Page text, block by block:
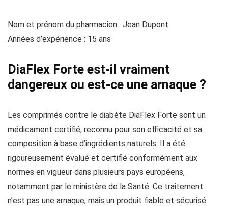
Nom et prénom du pharmacien : Jean Dupont
Années d’expérience : 15 ans
DiaFlex Forte est-il vraiment
dangereux ou est-ce une arnaque ?
Les comprimés contre le diabète DiaFlex Forte sont un
médicament certifié, reconnu pour son efficacité et sa
composition à base d’ingrédients naturels. Il a été
rigoureusement évalué et certifié conformément aux
normes en vigueur dans plusieurs pays européens,
notamment par le ministère de la Santé. Ce traitement
n’est pas une arnaque, mais un produit fiable et sécurisé